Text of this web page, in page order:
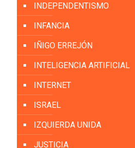
INDEPENDENTISMO
INFANCIA
IÑIGO ERREJÓN
INTELIGENCIA ARTIFICIAL
INTERNET
ISRAEL
IZQUIERDA UNIDA
JUSTICIA